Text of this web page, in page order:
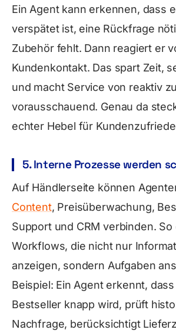
Ein Agent kann erkennen, dass
verspätet ist, eine Rückfrage
Zubehör fehlt. Dann reagiert er
Kundenkontakt. Das spart Zeit,
und macht Service von reaktiv zu
vorausschauend. Genau da
echter Hebel für
5. Interne Prozesse werden
Auf Händlerseite können
Content, Preisüberwachung,
Support und CRM verbinden.
Workflows, die nicht nur
anzeigen, sondern Aufgaben
Beispiel: Ein Agent erkennt,
Bestseller knapp wird, prüft
Nachfrage, berücksichtigt